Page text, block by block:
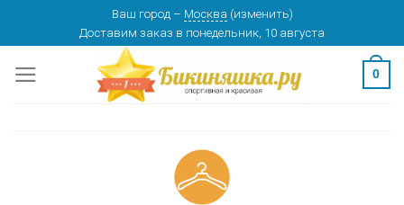
content
Ваш город – Москва (изменить)
Доставим заказ в понедельник, 10 августа
0
изменить